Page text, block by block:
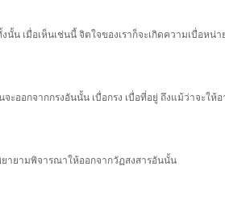
น เมื่อเห็นเช่นนี้ จิตใจของเราก็จะเกิดความเบื่อหน่
ออกจากกรงอันนั้น เบื่อกรง เบื่อที่อยู่ ถึงแม้ว่าจะให้
ายามพิจารณาให้ออกจากวัฏสงสารอันนั้น